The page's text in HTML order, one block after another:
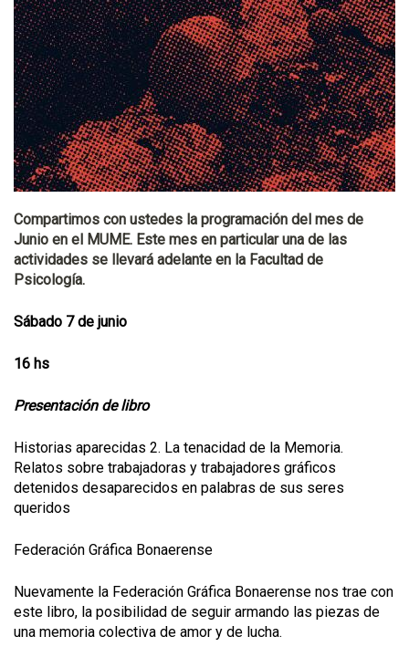
Compartimos con ustedes la programación del mes de
Junio en el MUME. Este mes en particular una de las
actividades se llevará adelante en la Facultad de
Psicología.
Sábado 7 de junio
16 hs
Presentación de libro
Historias aparecidas 2. La tenacidad de la Memoria.
Relatos sobre trabajadoras y trabajadores gráficos
detenidos desaparecidos en palabras de sus seres
queridos
Federación Gráfica Bonaerense
Nuevamente la Federación Gráfica Bonaerense nos trae con
este libro, la posibilidad de seguir armando las piezas de
una memoria colectiva de amor y de lucha.